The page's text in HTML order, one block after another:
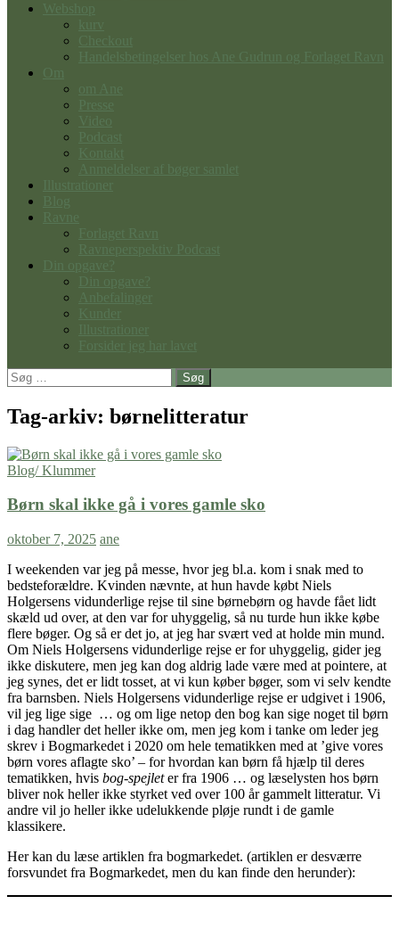
Om
Søg
efter:
Tag-arkiv: børnelitteratur
Blog/ Klummer
Børn skal ikke gå i vores gamle sko
oktober 7, 2025 ane
I weekenden var jeg på messe, hvor jeg bl.a. kom i snak med to
bedsteforældre. Kvinden nævnte, at hun havde købt Niels
Holgersens vidunderlige rejse til sine børnebørn og havde fået lidt
skæld ud over, at den var for uhyggelig, så nu turde hun ikke købe
flere bøger. Og så er det jo, at jeg har svært ved at holde min mund.
Om Niels Holgersens vidunderlige rejse er for uhyggelig, gider jeg
ikke diskutere, men jeg kan dog aldrig lade være med at pointere, at
jeg synes, det er lidt tosset, at vi kun køber bøger, som vi selv kendte
fra barnsben. Niels Holgersens vidunderlige rejse er udgivet i 1906,
vil jeg lige sige … og om lige netop den bog kan sige noget til børn
i dag handler det heller ikke om, men jeg kom i tanke om leder jeg
skrev i Bogmarkedet i 2020 om hele tematikken med at ’give vores
børn vores aflagte sko’ – for hvordan kan børn få hjælp til deres
tematikken, hvis bog-spejleter fra 1906 … og læselysten hos børn
bliver nok heller ikke styrket ved over 100 år gammelt litteratur. Vi
andre vil jo heller ikke udelukkende pløje rundt i de gamle
klassikere.
Her kan du læse artiklen fra bogmarkedet. (artiklen er desværre
forsvundet fra Bogmarkedet, men du kan finde den herunder):